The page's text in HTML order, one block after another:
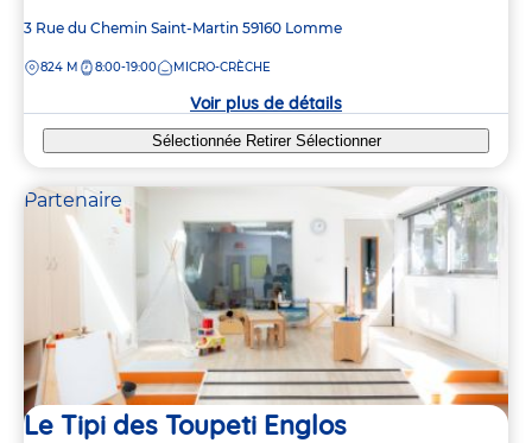
Adresse
la
3 Rue du Chemin Saint-Martin 59160 Lomme
DISTANCE
824 M 8:00-19:00 MICRO-CRÈCHE
Voir plus de détails
Sélectionnée Retirer Sélectionner
Partenaire
Le Tipi des Toupeti Englos